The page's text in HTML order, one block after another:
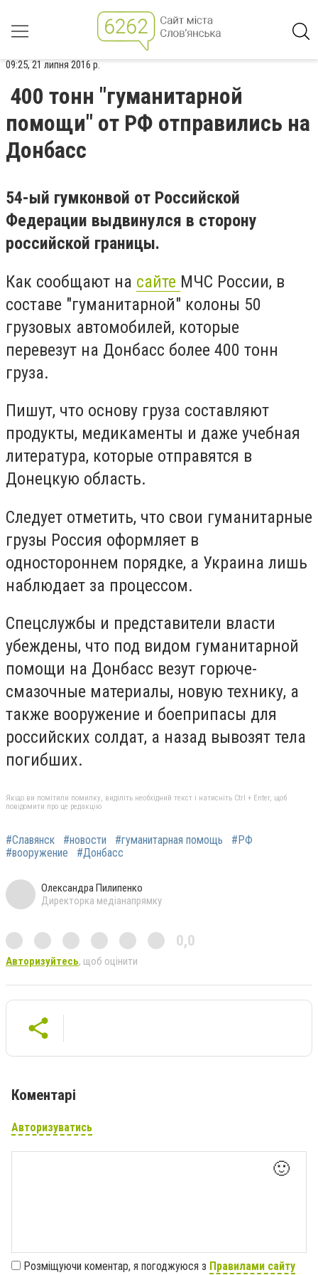
09:25, 21 липня 2016 р.
400 тонн "гуманитарной
помощи" от РФ отправились на
Донбасс
54-ый гумконвой от Российской
Федерации выдвинулся в сторону
российской границы.
Как сообщают на сайте МЧС России, в
составе "гуманитарной" колоны 50
грузовых автомобилей, которые
перевезут на Донбасс более 400 тонн
груза.
Пишут, что основу груза составляют
продукты, медикаменты и даже учебная
литература, которые отправятся в
Донецкую область.
Следует отметить, что свои гуманитарные
грузы Россия оформляет в
одностороннем порядке, а Украина лишь
наблюдает за процессом.
Спецслужбы и представители власти
убеждены, что под видом гуманитарной
помощи на Донбасс везут горюче-
смазочные материалы, новую технику, а
также вооружение и боеприпасы для
российских солдат, а назад вывозят тела
погибших.
Якщо ви помітили помилку, виділіть необхідний текст і натисніть Ctrl + Enter, щоб
повідомити про це редакцію
#Славянск #новости #гуманитарная помощь
#РФ
#вооружение
#Донбасс
Олександра Пилипенко
Директорка медіанапрямку
0,0
Авторизуйтесь, щоб оцінити
Коментарі
Авторизуватись
🙂
Розміщуючи коментар, я погоджуюся з Правилами сайту